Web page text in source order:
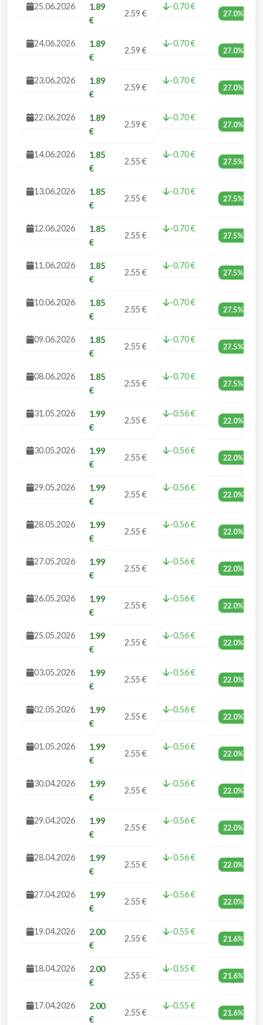
25.06.2026
1.89
€
2.59 €
-0.70 €
27.0%
24.06.2026
1.89
€
2.59 €
-0.70 €
27.0%
23.06.2026
1.89
€
2.59 €
-0.70 €
27.0%
22.06.2026
1.89
€
2.59 €
-0.70 €
27.0%
14.06.2026
1.85
€
2.55 €
-0.70 €
27.5%
13.06.2026
1.85
€
2.55 €
-0.70 €
27.5%
12.06.2026
1.85
€
2.55 €
-0.70 €
27.5%
11.06.2026
1.85
€
2.55 €
-0.70 €
27.5%
10.06.2026
1.85
€
2.55 €
-0.70 €
27.5%
09.06.2026
1.85
€
2.55 €
-0.70 €
27.5%
08.06.2026
1.85
€
2.55 €
-0.70 €
27.5%
31.05.2026
1.99
€
2.55 €
-0.56 €
22.0%
30.05.2026
1.99
€
2.55 €
-0.56 €
22.0%
29.05.2026
1.99
€
2.55 €
-0.56 €
22.0%
28.05.2026
1.99
€
2.55 €
-0.56 €
22.0%
27.05.2026
1.99
€
2.55 €
-0.56 €
22.0%
26.05.2026
1.99
€
2.55 €
-0.56 €
22.0%
25.05.2026
1.99
€
2.55 €
-0.56 €
22.0%
03.05.2026
1.99
€
2.55 €
-0.56 €
22.0%
02.05.2026
1.99
€
2.55 €
-0.56 €
22.0%
01.05.2026
1.99
€
2.55 €
-0.56 €
22.0%
30.04.2026
1.99
€
2.55 €
-0.56 €
22.0%
29.04.2026
1.99
€
2.55 €
-0.56 €
22.0%
28.04.2026
1.99
€
2.55 €
-0.56 €
22.0%
27.04.2026
1.99
€
2.55 €
-0.56 €
22.0%
19.04.2026
2.00
€
2.55 €
-0.55 €
21.6%
18.04.2026
2.00
€
2.55 €
-0.55 €
21.6%
17.04.2026
2.00
€
2.55 €
-0.55 €
21.6%